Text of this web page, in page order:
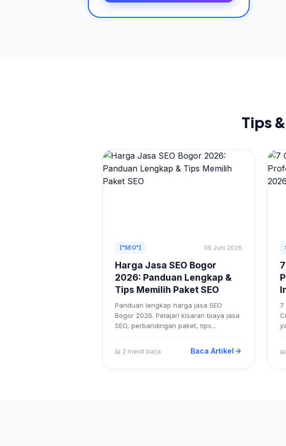
Tips &
["SEO"] 05 Juni 2026
Harga Jasa SEO Bogor
2026: Panduan Lengkap &
Tips Memilih Paket SEO
Panduan lengkap harga jasa SEO
Bogor 2026. Pelajari kisaran biaya jasa
SEO, perbandingan paket, tips...
📖 2 menit baca Baca Artikel
7